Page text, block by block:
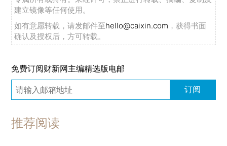
建立镜像等任何使用。
如有意愿转载，请发邮件至hello@caixin.com ，获得书面
确认及授权后，方可转载。
免费订阅财新网主编精选版电邮
订阅
推荐阅读